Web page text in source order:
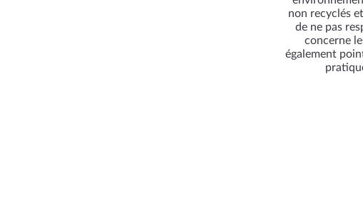
non recyclés
de ne pas
concerne
également